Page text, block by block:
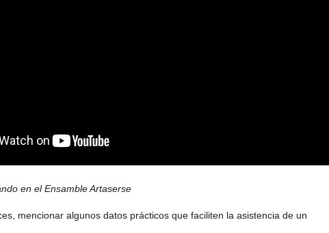
en el Ensamble Artaserse
mencionar algunos datos prácticos que faciliten la asistencia de un